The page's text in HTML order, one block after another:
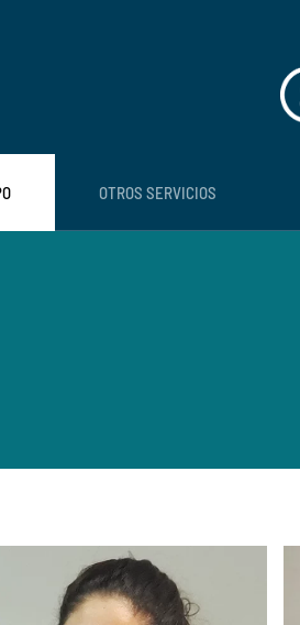
OTROS SERVICIOS